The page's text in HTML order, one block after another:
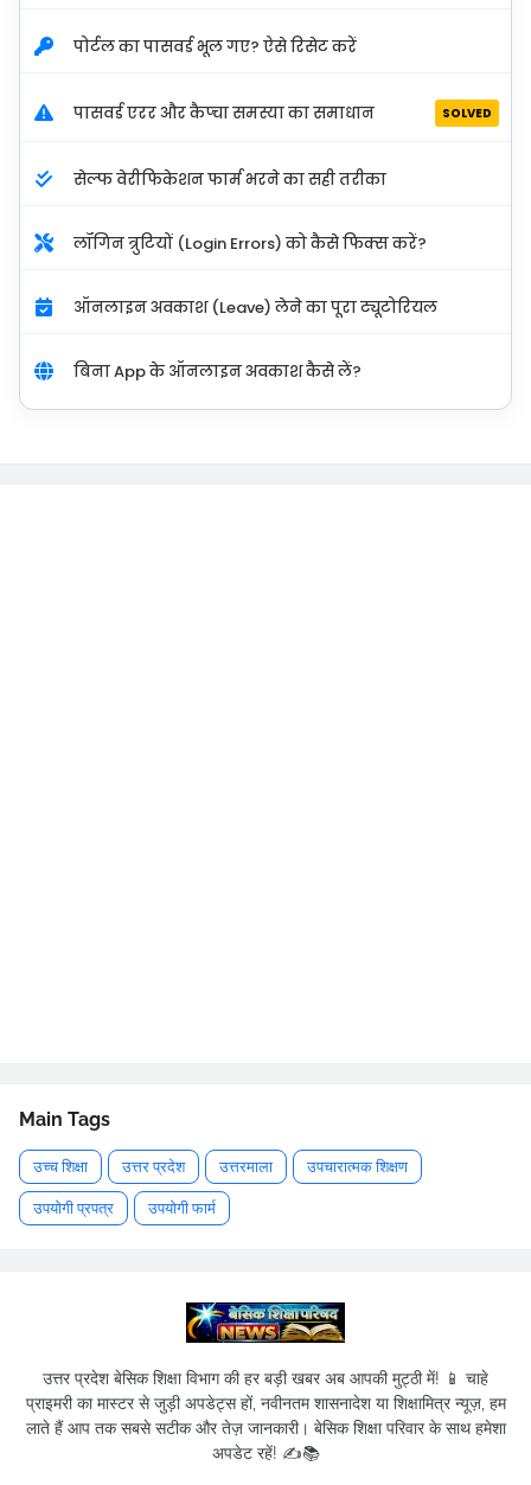
पोर्टल का पासवर्ड भूल गए? ऐसे रिसेट करें
पासवर्ड एरर और कैप्चा समस्या का समाधान SOLVED
सेल्फ वेरीफिकेशन फार्म भरने का सही तरीका
लॉगिन त्रुटियों (Login Errors) को कैसे फिक्स करें?
ऑनलाइन अवकाश (Leave) लेने का पूरा ट्यूटोरियल
बिना App के ऑनलाइन अवकाश कैसे लें?
Main Tags
उच्च शिक्षा उत्तर प्रदेश उत्तरमाला उपचारात्मक शिक्षण
उपयोगी प्रपत्र उपयोगी फार्म
उत्तर प्रदेश बेसिक शिक्षा विभाग की हर बड़ी खबर अब आपकी मुट्ठी में! 📱 चाहे
प्राइमरी का मास्टर से जुड़ी अपडेट्स हों, नवीनतम शासनादेश या शिक्षामित्र न्यूज़, हम
लाते हैं आप तक सबसे सटीक और तेज़ जानकारी। बेसिक शिक्षा परिवार के साथ हमेशा
अपडेट रहें! ✍️📚